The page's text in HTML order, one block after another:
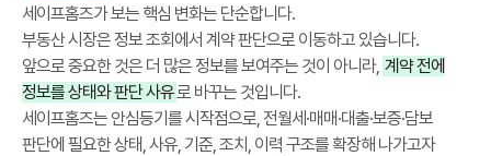
세이프홈즈가 보는 핵심 변화는 단순합니다.
부동산 시장은 정보 조회에서 계약 판단으로 이동하고 있습니다.
앞으로 중요한 것은 더 많은 정보를 보여주는 것이 아니라, 계약 전에
정보를 상태와 판단 사유로 바꾸는 것입니다.
세이프홈즈는 안심등기를 시작점으로, 전월세·매매·대출·보증·담보
판단에 필요한 상태, 사유, 기준, 조치, 이력 구조를 확장해 나가고자
o
g
t
o
s
t